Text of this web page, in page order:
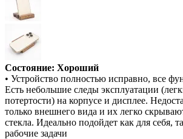
Состояние: Хороший
• Устройство полностью исправно, все
Есть небольшие следы эксплуатации
потертости) на корпусе и дисплее.
только внешнего вида и их легко
стекла. Идеально подойдет как для себя,
рабочие задачи